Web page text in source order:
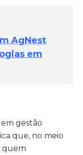
AgNest
em
gestão
que, no meio
quem